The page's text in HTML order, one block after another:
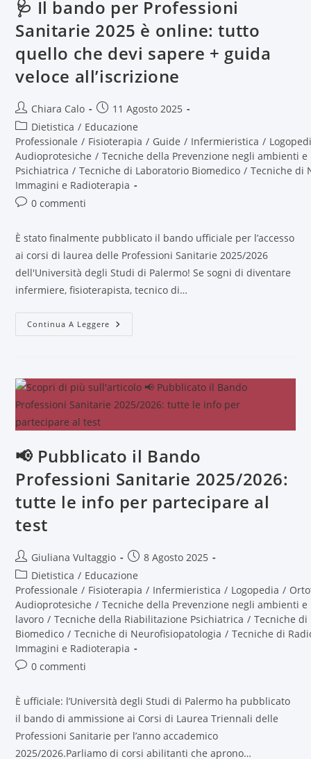
🩺 Il bando per Professioni
Sanitarie 2025 è online: tutto
quello che devi sapere + guida
veloce all’iscrizione
Chiara Calo
11 Agosto 2025
Dietistica / Educazione
Professionale / Fisioterapia / Guide / Infermieristica /
Audioprotesiche / Tecniche della Prevenzione negli ambienti
Psichiatrica / Tecniche di Laboratorio Biomedico / Tecniche di
Immagini e Radioterapia
0 commenti
È stato finalmente pubblicato il bando ufficiale per l’accesso
ai corsi di laurea delle Professioni Sanitarie 2025/2026
dell'Università degli Studi di Palermo! Se sogni di diventare
infermiere, fisioterapista, tecnico di…
Continua A Leggere
📢 Pubblicato il Bando
Professioni Sanitarie 2025/2026:
tutte le info per partecipare al
test
Giuliana Vultaggio
8 Agosto 2025
Dietistica / Educazione
Professionale / Fisioterapia / Infermieristica / Logopedia /
Audioprotesiche / Tecniche della Prevenzione negli ambienti
lavoro / Tecniche della Riabilitazione Psichiatrica / Tecniche
Biomedico / Tecniche di Neurofisiopatologia / Tecniche di
Immagini e Radioterapia
0 commenti
È ufficiale: l’Università degli Studi di Palermo ha pubblicato
il bando di ammissione ai Corsi di Laurea Triennali delle
Professioni Sanitarie per l’anno accademico
2025/2026.Parliamo di corsi abilitanti che aprono…